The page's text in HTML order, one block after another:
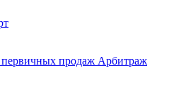
первичных продаж Арбитраж